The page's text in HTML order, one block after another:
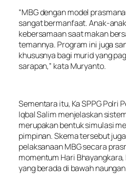
“MBG dengan model
sangat bermanfaat. Anak-
kebersamaan saat makan
temannya. Program ini juga
khususnya bagi murid yang
sarapan,” kata Muryanto.
Sementara itu, Ka SPPG Polri
Iqbal Salim menjelaskan
merupakan bentuk simulasi
pimpinan. Skema tersebut
pelaksanaan MBG secara
momentum Hari Bhayangkara,
yang berada di bawah